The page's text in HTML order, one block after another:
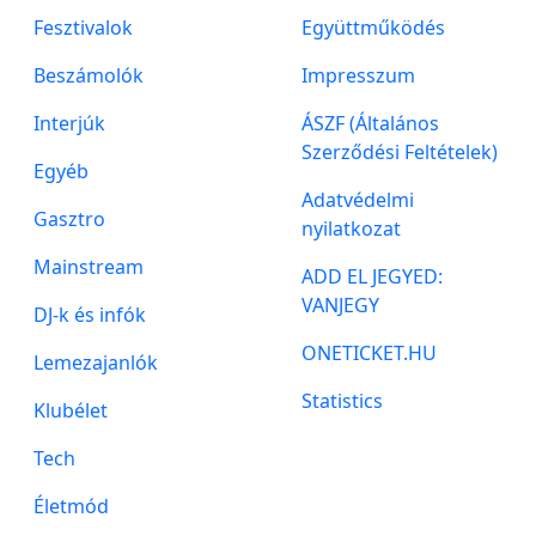
Fesztivalok
Beszámolók
Interjúk
Egyéb
Gasztro
Mainstream
DJ-k és infók
Lemezajanlók
Klubélet
Tech
Életmód
Együttműködés
Impresszum
ÁSZF (Általános
Szerződési Feltételek)
Adatvédelmi
nyilatkozat
ADD EL JEGYED:
VANJEGY
ONETICKET.HU
Statistics